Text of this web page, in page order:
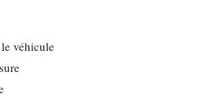
véhicule